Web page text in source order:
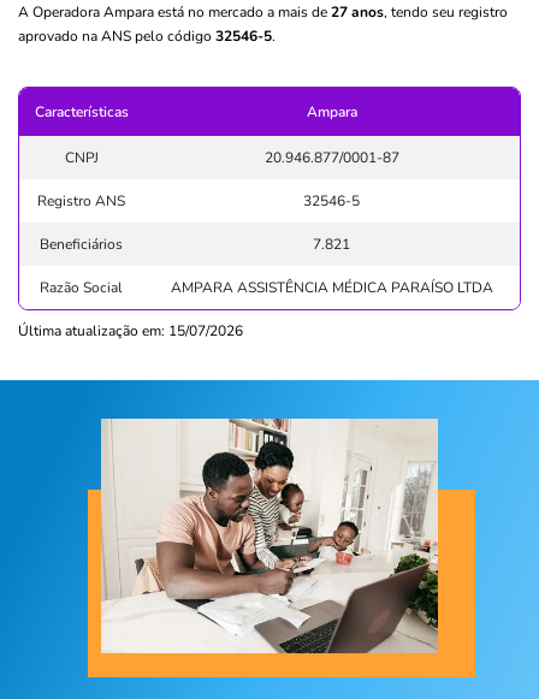
A Operadora Ampara está no mercado a mais de27 anos, tendo seu registro
aprovado na ANS pelo código 32546-5.
Características Ampara
CNPJ 20.946.877/0001-87
Registro ANS 32546-5
Beneficiários 7.821
Razão Social AMPARA ASSISTÊNCIA MÉDICA PARAÍSO LTDA
Última atualização em: 15/07/2026